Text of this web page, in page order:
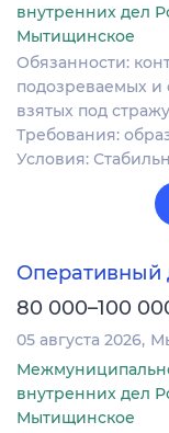
внутренних дел
Мытищинское
Обязанности:
подозреваемых и
взятых под
Требования:
Условия:
Оперативный
80 000–100
05 августа 2026
внутренних дел
Мытищинское